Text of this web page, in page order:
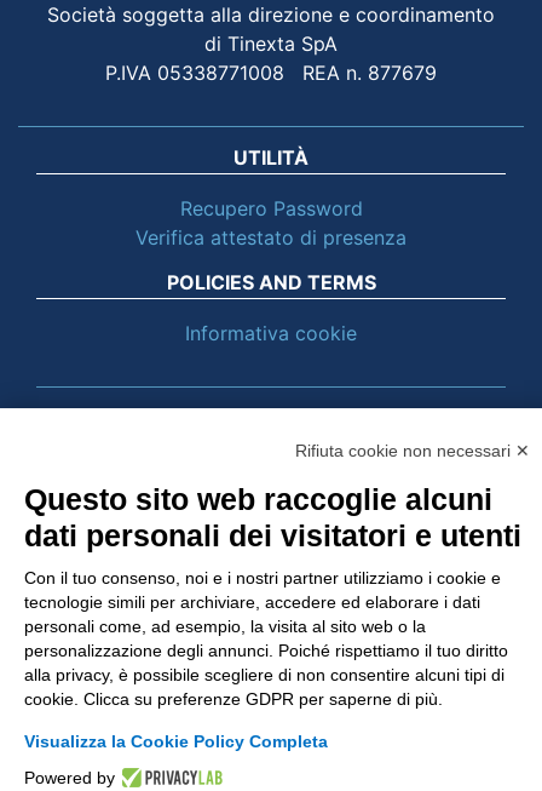
Società soggetta alla direzione e coordinamento
di Tinexta SpA
P.IVA 05338771008 REA n. 877679
UTILITÀ
Recupero Password
Verifica attestato di presenza
POLICIES AND TERMS
Informativa cookie
Rifiuta cookie non necessari ✕
Questo sito web raccoglie alcuni
dati personali dei visitatori e utenti
Con il tuo consenso, noi e i nostri partner utilizziamo i cookie e
tecnologie simili per archiviare, accedere ed elaborare i dati
personali come, ad esempio, la visita al sito web o la
personalizzazione degli annunci. Poiché rispettiamo il tuo diritto
alla privacy, è possibile scegliere di non consentire alcuni tipi di
cookie. Clicca su preferenze GDPR per saperne di più.
Visualizza la Cookie Policy Completa
Powered by